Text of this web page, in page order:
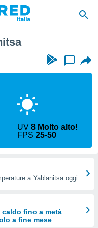
...
UV8 Molto alto!
FPS25-50
a Yablanitsa oggi
caldo fino a metà
a fine mese